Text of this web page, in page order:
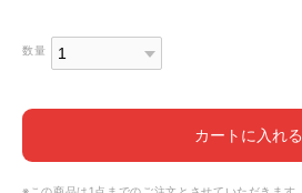
数量
カートに入れる